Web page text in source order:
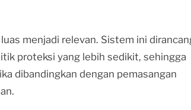
menjadi relevan. Sistem ini
proteksi yang lebih sedikit, sehingga
dibandingkan dengan pemasangan